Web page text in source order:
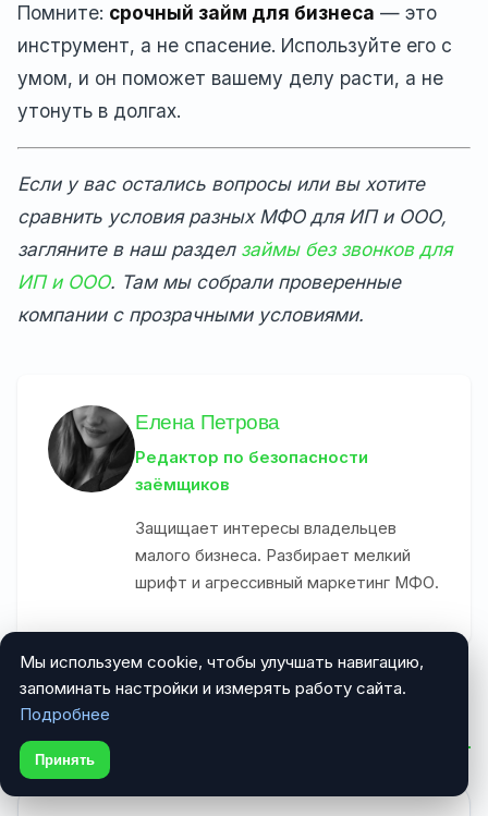
Помните: срочный займ для бизнеса — это
инструмент, а не спасение. Используйте его с
умом, и он поможет вашему делу расти, а не
утонуть в долгах.
Если у вас остались вопросы или вы хотите
сравнить условия разных МФО для ИП и ООО,
загляните в наш раздел займы без звонков для
ИП и ООО. Там мы собрали проверенные
компании с прозрачными условиями.
Елена Петрова
Редактор по безопасности
заёмщиков
Защищает интересы владельцев
малого бизнеса. Разбирает мелкий
шрифт и агрессивный маркетинг МФО.
Комментарии (0)
Мы используем cookie, чтобы улучшать навигацию,
запоминать настройки и измерять работу сайта.
Подробнее
Принять